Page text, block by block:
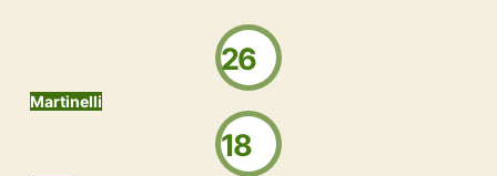
26
Martinelli
18